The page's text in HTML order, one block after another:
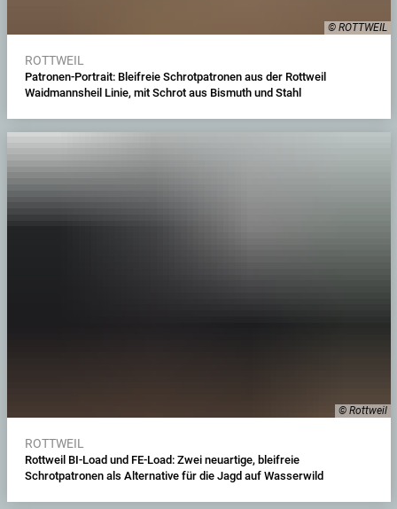
© ROTTWEIL
ROTTWEIL
Patronen-Portrait: Bleifreie Schrotpatronen aus der Rottweil
Waidmannsheil Linie, mit Schrot aus Bismuth und Stahl
© Rottweil
ROTTWEIL
Rottweil BI-Load und FE-Load: Zwei neuartige, bleifreie
Schrotpatronen als Alternative für die Jagd auf Wasserwild